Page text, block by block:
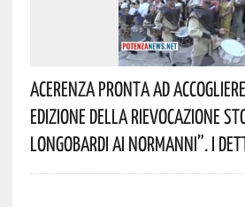
Acerenza Pronta Ad
Edizione Della Rievocazione
Longobardi Ai Normanni”. I